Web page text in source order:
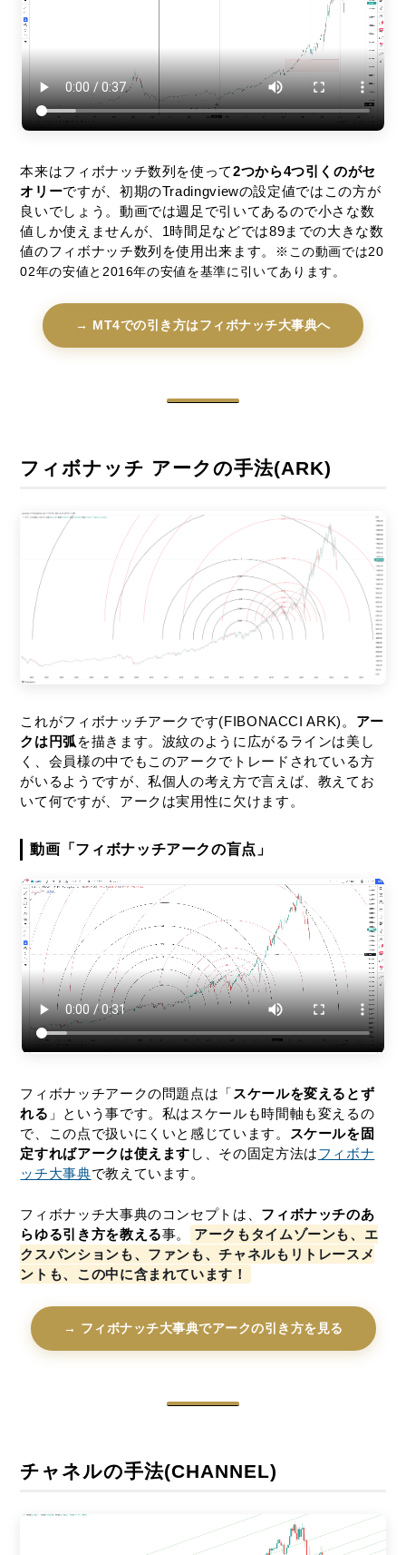
本来はフィボナッチ数列を使って2つから4つ引くのがセ
オリーですが、初期のTradingviewの設定値ではこの方が
良いでしょう。動画では週足で引いてあるので小さな数
値しか使えませんが、1時間足などでは89までの大きな数
値のフィボナッチ数列を使用出来ます。
※この動画では20
02年の安値と2016年の安値を基準に引いてあります。
→ MT4での引き方はフィボナッチ大事典へ
フィボナッチ アークの手法(ARK)
これがフィボナッチアークです(FIBONACCI ARK)。 アー
クは円弧 を描きます。波紋のように広がるラインは美し
く、会員様の中でもこのアークでトレードされている方
がいるようですが、私個人の考え方で言えば、教えてお
いて何ですが、アークは実用性に欠けます。
動画「フィボナッチアークの盲点」
フィボナッチアークの問題点は「 スケールを変えるとず
れる 」という事です。私はスケールも時間軸も変えるの
で、この点で扱いにくいと感じています。
スケールを固
定すればアークは使えます し、その固定方法はフィボナ
ッチ大事典で教えています。
フィボナッチ大事典のコンセプトは、 フィボナッチのあ
らゆる引き方を教える事。
アークもタイムゾーンも、エ
クスパンションも、ファンも、チャネルもリトレースメ
ントも、この中に含まれています！
→ フィボナッチ大事典でアークの引き方を見る
チャネルの手法(CHANNEL)